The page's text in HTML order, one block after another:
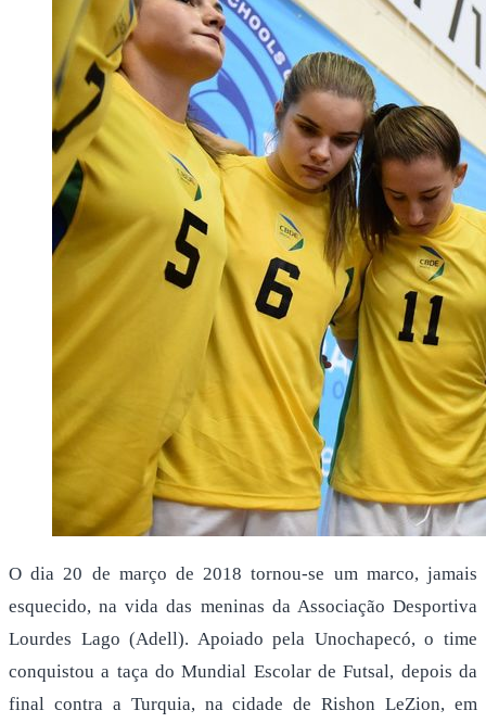
O dia 20 de março de 2018 tornou-se um marco, jamais
esquecido, na vida das meninas da Associação Desportiva
Lourdes Lago (Adell). Apoiado pela Unochapecó, o time
conquistou a taça do Mundial Escolar de Futsal, depois da
final contra a Turquia, na cidade de Rishon LeZion, em